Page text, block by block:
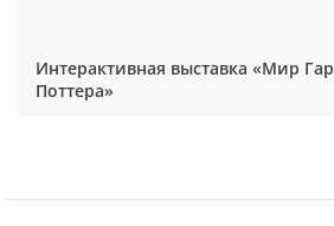
Интерактивная выставка «Мир
Поттера»